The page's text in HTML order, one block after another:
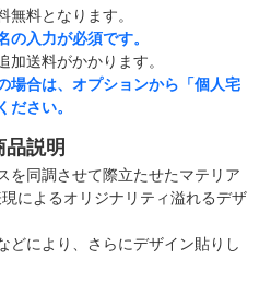
無料となります。
入力が必須です。
加送料がかかります。
場合は、オプションから「個人宅
ださい。
品説明
を同調させて際立たせたマテリア
によるオリジナリティ溢れるデザ
どにより、さらにデザイン貼りし